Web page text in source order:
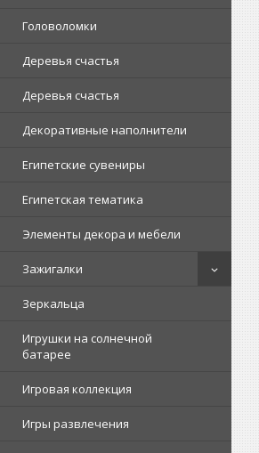
Головоломки
Деревья счастья
Деревья счастья
Декоративные наполнители
Египетские сувениры
Египетская тематика
Элементы декора и мебели
Зажигалки
Зеркальца
Игрушки на солнечной
батарее
Игровая коллекция
Игры развлечения